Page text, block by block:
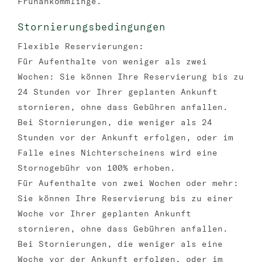
Stornierungsbedingungen
Flexible Reservierungen:
Für Aufenthalte von weniger als zwei
Wochen: Sie können Ihre Reservierung bis zu
24 Stunden vor Ihrer geplanten Ankunft
stornieren, ohne dass Gebühren anfallen.
Bei Stornierungen, die weniger als 24
Stunden vor der Ankunft erfolgen, oder im
Falle eines Nichterscheinens wird eine
Stornogebühr von 100% erhoben.
Für Aufenthalte von zwei Wochen oder mehr:
Sie können Ihre Reservierung bis zu einer
Woche vor Ihrer geplanten Ankunft
stornieren, ohne dass Gebühren anfallen.
Bei Stornierungen, die weniger als eine
Woche vor der Ankunft erfolgen, oder im